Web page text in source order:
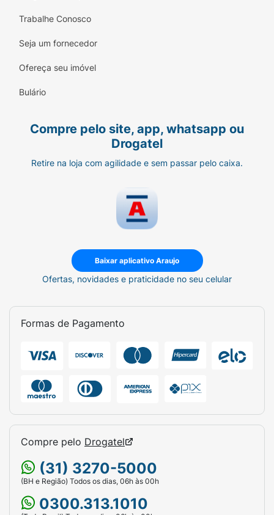
Trabalhe Conosco
Seja um fornecedor
Ofereça seu imóvel
Bulário
Compre pelo site, app, whatsapp ou
Drogatel
Retire na loja com agilidade e sem passar pelo caixa.
Baixar aplicativo Araujo
Ofertas, novidades e praticidade no seu celular
Formas de Pagamento
Compre pelo Drogatel
(31) 3270-5000
(BH e Região) Todos os dias, 06h às 00h
0300.313.1010